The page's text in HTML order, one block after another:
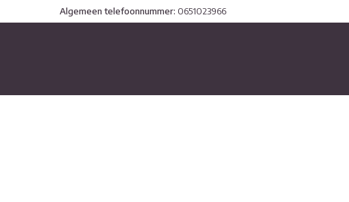
Algemeen telefoonnummer: 0651023966